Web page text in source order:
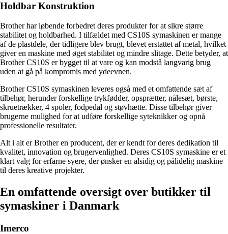
Holdbar Konstruktion
Brother har løbende forbedret deres produkter for at sikre større
stabilitet og holdbarhed. I tilfældet med CS10S symaskinen er mange
af de plastdele, der tidligere blev brugt, blevet erstattet af metal, hvilket
giver en maskine med øget stabilitet og mindre slitage. Dette betyder, at
Brother CS10S er bygget til at vare og kan modstå langvarig brug
uden at gå på kompromis med ydeevnen.
Brother CS10S symaskinen leveres også med et omfattende sæt af
tilbehør, herunder forskellige trykfødder, opsprætter, nålesæt, børste,
skruetrækker, 4 spoler, fodpedal og støvhætte. Disse tilbehør giver
brugerne mulighed for at udføre forskellige syteknikker og opnå
professionelle resultater.
Alt i alt er Brother en producent, der er kendt for deres dedikation til
kvalitet, innovation og brugervenlighed. Deres CS10S symaskine er et
klart valg for erfarne syere, der ønsker en alsidig og pålidelig maskine
til deres kreative projekter.
En omfattende oversigt over butikker til
symaskiner i Danmark
Imerco